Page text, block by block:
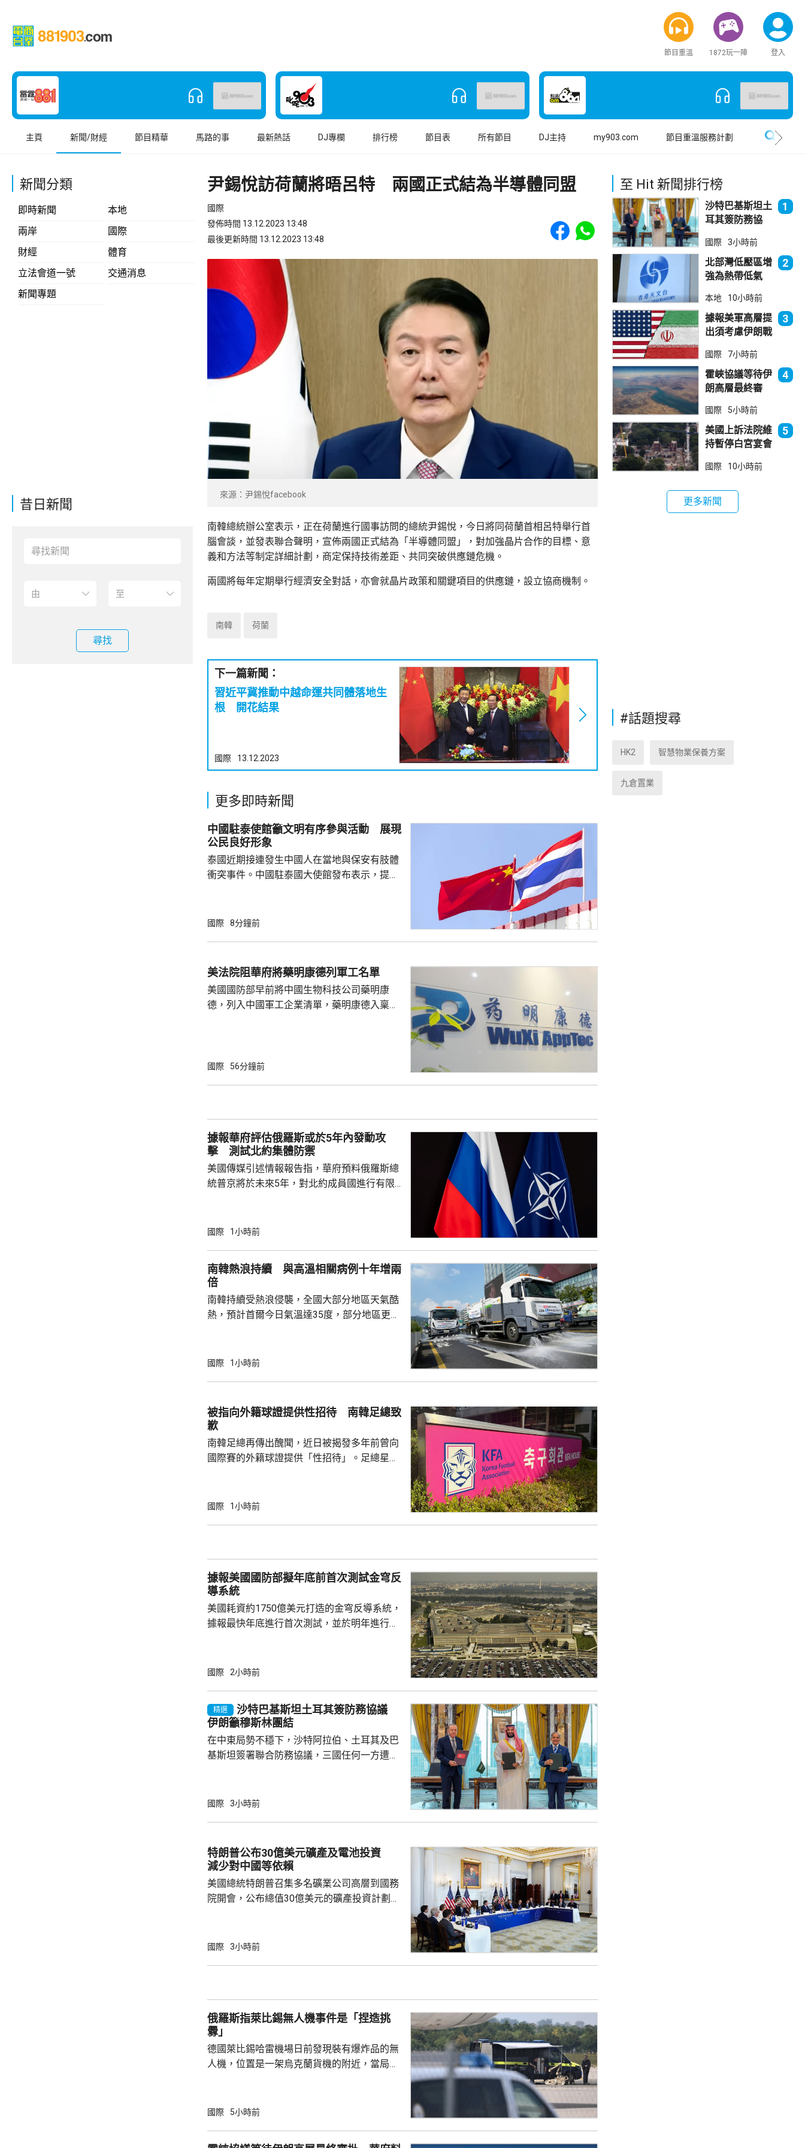
節目重溫 1872玩一陣 登入
主頁 新聞/財經 節目精華 馬路的事 最新熱話 DJ專欄 排行榜 節目表 所有節目 DJ主持 my903.com 節目重溫服務計劃
新聞分類
即時新聞
本地
兩岸
國際
財經
體育
立法會道一號
交通消息
新聞專題
昔日新聞
尋找
尹錫悅訪荷蘭將晤呂特 兩國正式結為半導體同盟
國際
發佈時間 13.12.2023 13:48
最後更新時間 13.12.2023 13:48
Share to Facebook
Share to WhatsApp
來源：尹錫悅facebook
南韓總統辦公室表示，正在荷蘭進行國事訪問的總統尹錫悅，今日將同荷蘭首相呂特舉行首
腦會談，並發表聯合聲明，宣佈兩國正式結為「半導體同盟」，對加強晶片合作的目標、意
義和方法等制定詳細計劃，商定保持技術差距、共同突破供應鏈危機。
兩國將每年定期舉行經濟安全對話，亦會就晶片政策和關鍵項目的供應鏈，設立協商機制。
南韓 荷蘭
下一篇新聞：
習近平冀推動中越命運共同體落地生
根 開花結果
國際 13.12.2023
更多即時新聞
中國駐泰使館籲文明有序參與活動 展現
公民良好形象
泰國近期接連發生中國人在當地與保安有肢體
衝突事件。中國駐泰國大使館發布表示，提醒
定，文明旅遊、禮貌待人，展現中國公民良好
公民要提前做好準備，了解活動規則，包括入
場、拍攝、攜帶物品等要求，如發生糾紛或合
法權益受到侵害，應保持冷靜，依法理性維...
國際 8分鐘前
美法院阻華府將藥明康德列軍工名單
美國國防部早前將中國生物科技公司藥明康
德，列入中國軍工企業清單，藥明康德入稟法
決表示歡迎，認為此舉減輕公司被列入名單所
國際 56分鐘前
據報華府評估俄羅斯或於5年內發動攻
擊 測試北約集體防禦
美國傳媒引述情報報告指，華府預料俄羅斯總
統普京將於未來5年，對北約成員國進行有限
性，包括網絡攻擊或小規模入侵等，最有可能
地結束烏克蘭戰事的方式，便可能會升級對北
約的衝突。 北約拒絕置評，只表示一直評估不
同情況，準備好在必要時作出防衛和威...
國際 1小時前
南韓熱浪持續 與高溫相關病例十年增兩
倍
南韓持續受熱浪侵襲，全國大部分地區天氣酷
熱，預計首爾今日氣溫達35度，部分地區更高
天氣。 高溫天氣可能引致健康問題。南韓當局
2016至2020年增至658宗，過去5年稍為回
落，但仍有638宗。與高溫天氣有關的死亡病
國際 1小時前
被指向外籍球證提供性招待 南韓足總致
歉
南韓足總再傳出醜聞，近日被揭發多年前曾向
國際賽的外籍球證提供「性招待」。足總星期
革，保證加強組織內部的透明度和誠信，以滿
俗場所，向十多名外籍球證提供「性招待」，
每人涉及的費用由數十萬至近百萬韓...
國際 1小時前
據報美國國防部擬年底前首次測試金穹反
導系統
美國耗資約1750億美元打造的金穹反導系統，
據報最快年底進行首次測試，並於明年進行飛
年進行兩次飛行測試，將攔截器發射到空中目
行篩選。消息人士指，如果年底前順利完成地
面測試，政府會向相關公司支付6000萬美元，
預料美國太空部隊會由...
國際 2小時前
精選
沙特巴基斯坦土耳其簽防務協議
伊朗籲穆斯林團結
在中東局勢不穩下，沙特阿拉伯、土耳其及巴
基斯坦簽署聯合防務協議，三國任何一方遭受
伊朗支持的也門胡塞武裝攻擊。有沙特官員表
和土耳其介入，令戰事急劇擴大。 區內多個國
家和伊斯蘭合作組織都表示歡迎協議。不過伊
朗議會的國家安全與外交政策委員會...
國際 3小時前
特朗普公布30億美元礦產及電池投資
減少對中國等依賴
美國總統特朗普召集多名礦業公司高層到國務
院開會，公布總值30億美元的礦產投資計劃，
加強經濟穩定與安全，重新奪回美國作為世界
產，以及向明尼蘇達州一間磁鐵製造公司，投
資1.5億美元。另外，華府亦...
國際 3小時前
俄羅斯指萊比錫無人機事件是「捏造挑
釁」
德國萊比錫哈雷機場日前發現裝有爆炸品的無
人機，位置是一架烏克蘭貨機的附近，當局認
德國大使館事隔兩日後聲明，指事件是捏造的
國際 5小時前
至 Hit 新聞排行榜
沙特巴基斯坦土
耳其簽防務協
林團結
1
國際 3小時前
北部灣低壓區增
強為熱帶低氣
本港直接威脅不
大
2
本地 10小時前
據報美軍高層提
出須考慮伊朗戰
3
國際 7小時前
霍峽協議等待伊
朗高層最終審
航道後解除封鎖
4
國際 5小時前
美國上訴法院維
持暫停白宮宴會
5
國際 10小時前
更多新聞
#話題搜尋
HK2 智慧物業保養方案
九倉置業